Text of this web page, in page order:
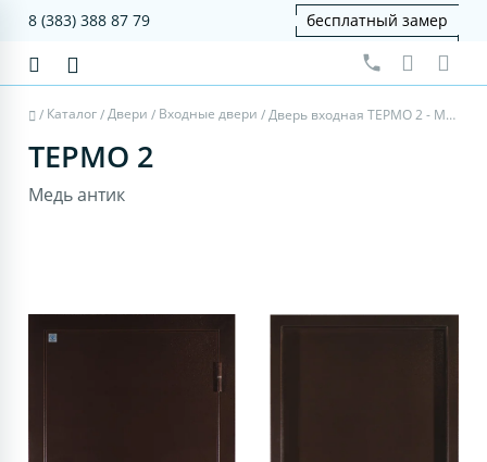
8 (383) 388 87 79 бесплатный замер
/ Каталог/Двери / Входные двери / Дверь входная ТЕРМО 2 - Медь антик/Медь антик
ТЕРМО 2
Медь антик